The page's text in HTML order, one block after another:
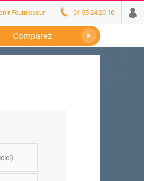
Fournisseur 01 55 24 20 10
Comparez